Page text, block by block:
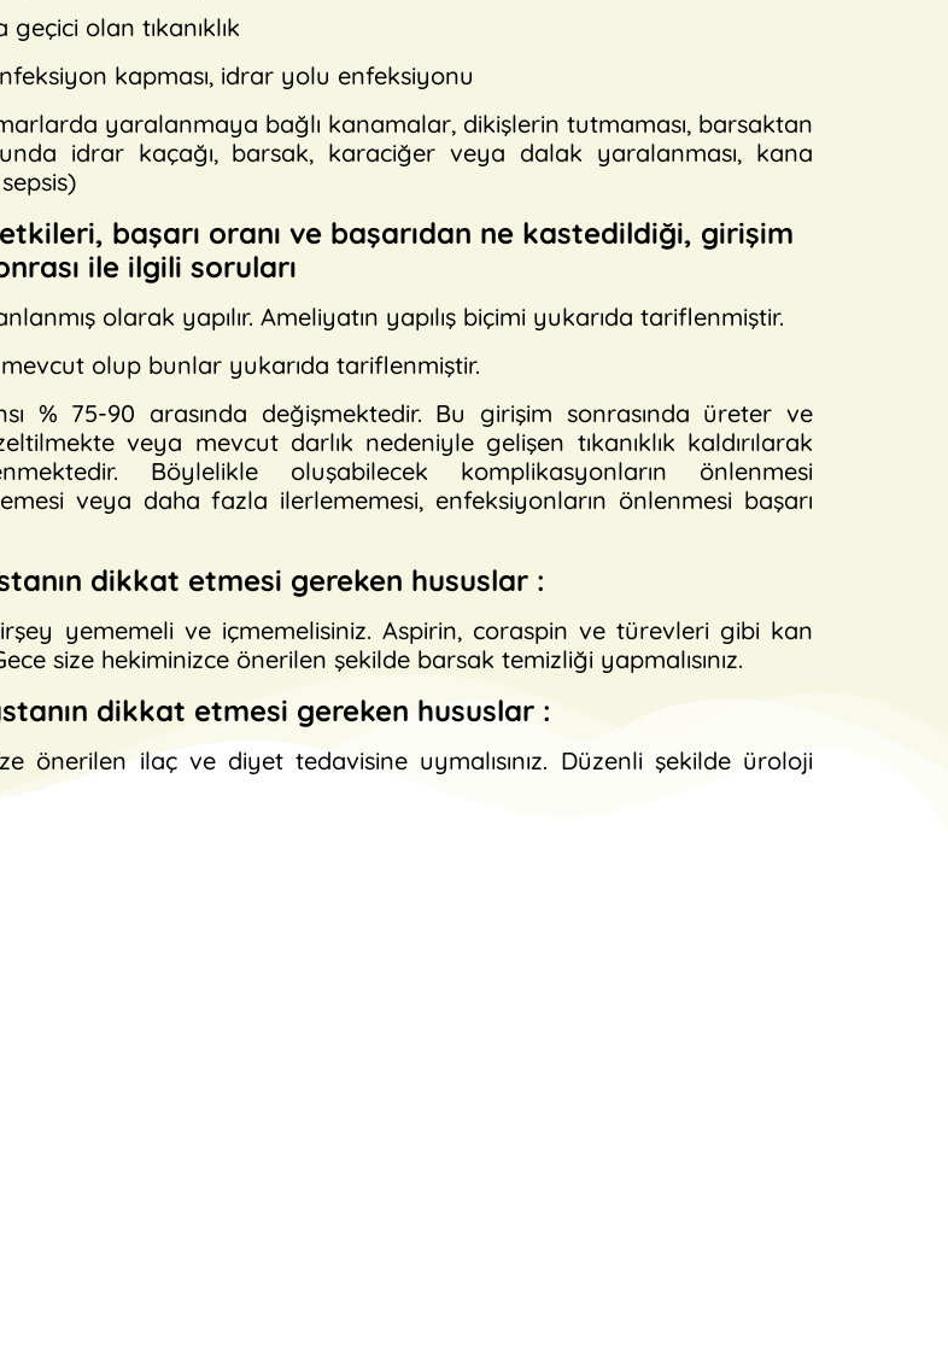
olan tıkanıklık
kapması, idrar yolu enfeksiyonu
yaralanmaya bağlı kanamalar, dikişlerin tutmaması, barsaktan
idrar kaçağı, barsak, karaciğer veya dalak yaralanması, kana
başarı oranı ve başarıdan ne kastedildiği, girişim
ile ilgili soruları
olarak yapılır. Ameliyatın yapılış biçimi yukarıda tariflenmiştir.
olup bunlar yukarıda tariflenmiştir.
% 75-90 arasında değişmektedir. Bu girişim sonrasında üreter ve
veya mevcut darlık nedeniyle gelişen tıkanıklık kaldırılarak
Böylelikle oluşabilecek komplikasyonların önlenmesi
veya daha fazla ilerlememesi, enfeksiyonların önlenmesi başarı
dikkat etmesi gereken hususlar :
yememeli ve içmemelisiniz. Aspirin, coraspin ve türevleri gibi kan
size hekiminizce önerilen şekilde barsak temizliği yapmalısınız.
dikkat etmesi gereken hususlar :
önerilen ilaç ve diyet tedavisine uymalısınız. Düzenli şekilde üroloji